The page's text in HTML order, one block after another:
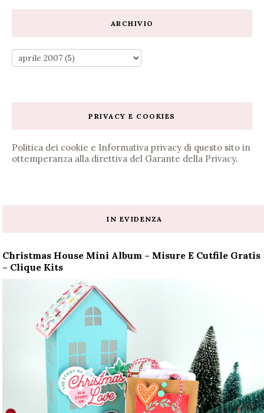
ARCHIVIO
PRIVACY E COOKIES
Politica dei cookie e Informativa privacy di questo sito in
ottemperanza alla direttiva del Garante della Privacy.
IN EVIDENZA
Christmas House Mini Album – Misure E Cutfile Gratis
– Clique Kits